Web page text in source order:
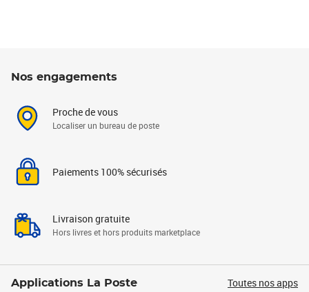
Nos engagements
Proche de vous
Localiser un bureau de poste
Paiements 100% sécurisés
Livraison gratuite
Hors livres et hors produits marketplace
Applications La Poste Toutes nos apps